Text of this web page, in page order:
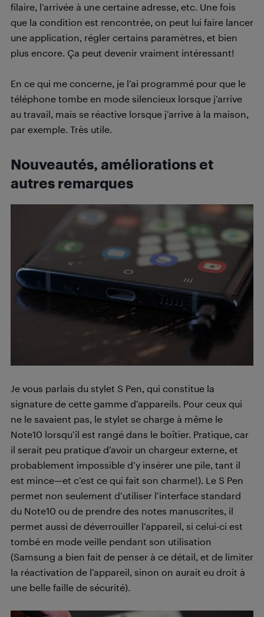
filaire, l’arrivée à une certaine adresse, etc. Une fois
que la condition est rencontrée, on peut lui faire lancer
une application, régler certains paramètres, et bien
plus encore. Ça peut devenir vraiment intéressant!
En ce qui me concerne, je l’ai programmé pour que le
téléphone tombe en mode silencieux lorsque j’arrive
au travail, mais se réactive lorsque j’arrive à la maison,
par exemple. Très utile.
Nouveautés, améliorations et
autres remarques
Je vous parlais du stylet S Pen, qui constitue la
signature de cette gamme d’appareils. Pour ceux qui
ne le savaient pas, le stylet se charge à même le
Note10 lorsqu’il est rangé dans le boîtier. Pratique, car
il serait peu pratique d’avoir un chargeur externe, et
probablement impossible d’y insérer une pile, tant il
est mince—et c’est ce qui fait son charme!). Le S Pen
permet non seulement d’utiliser l’interface standard
du Note10 ou de prendre des notes manuscrites, il
permet aussi de déverrouiller l’appareil, si celui-ci est
tombé en mode veille pendant son utilisation
(Samsung a bien fait de penser à ce détail, et de limiter
la réactivation de l’appareil, sinon on aurait eu droit à
une belle faille de sécurité).